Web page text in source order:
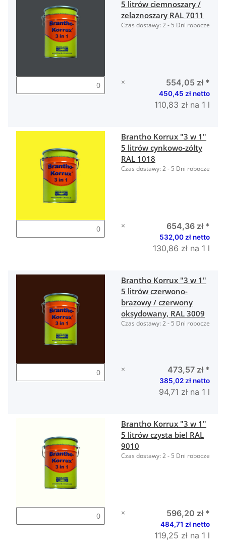
5 litrów ciemnoszary /
zelaznoszary RAL 7011
Czas dostawy:2 - 5 Dni robocze
× 554,05 zł *
450,45 zł netto
110,83 zł na 1 l
Brantho Korrux "3 w 1"
5 litrów cynkowo-zólty
RAL 1018
Czas dostawy:2 - 5 Dni robocze
× 654,36 zł *
532,00 zł netto
130,86 zł na 1 l
Brantho Korrux "3 w 1"
5 litrów czerwono-
brazowy / czerwony
oksydowany, RAL 3009
Czas dostawy:2 - 5 Dni robocze
× 473,57 zł *
385,02 zł netto
94,71 zł na 1 l
Brantho Korrux "3 w 1"
5 litrów czysta biel RAL
9010
Czas dostawy:2 - 5 Dni robocze
× 596,20 zł *
484,71 zł netto
119,25 zł na 1 l